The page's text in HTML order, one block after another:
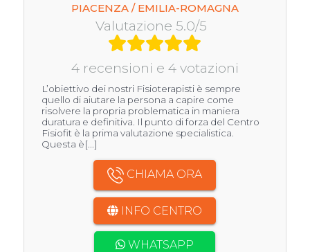
PIACENZA / EMILIA-ROMAGNA
Valutazione 5.0/5
4 recensioni e 4 votazioni
L’obiettivo dei nostri Fisioterapisti è sempre
quello di aiutare la persona a capire come
risolvere la propria problematica in maniera
duratura e definitiva. Il punto di forza del Centro
Fisiofit è la prima valutazione specialistica.
Questa è[...]
CHIAMA ORA
INFO CENTRO
WHATSAPP